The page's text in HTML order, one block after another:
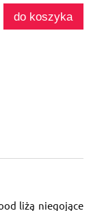
do koszyka
liżą niegojące